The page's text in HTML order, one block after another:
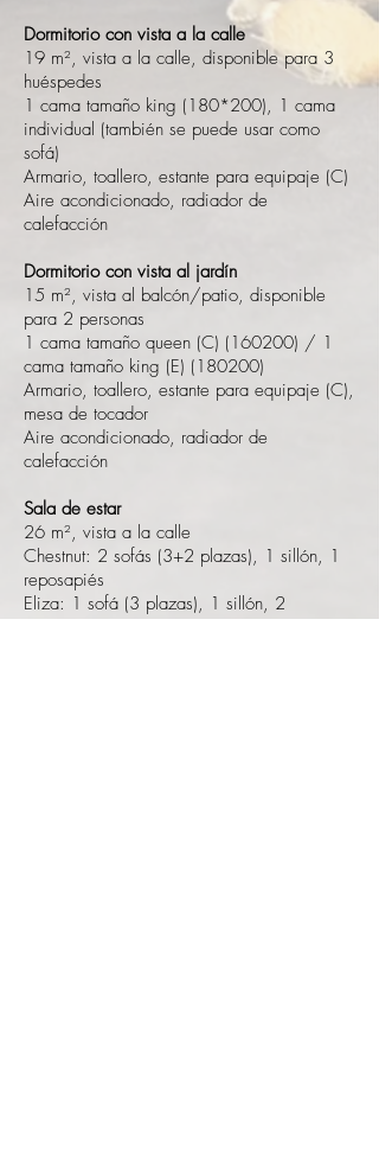
Dormitorio con vista a la calle
19 m², vista a la calle, disponible para 3
huéspedes
1 cama tamaño king (180*200), 1 cama
individual (también se puede usar como
sofá)
Armario, toallero, estante para equipaje (C)
Aire acondicionado, radiador de
calefacción
Dormitorio con vista al jardín
15 m², vista al balcón/patio, disponible
para 2 personas
1 cama tamaño queen (C) (160200) / 1
cama tamaño king (E) (180200)
Armario, toallero, estante para equipaje (C),
mesa de tocador
Aire acondicionado, radiador de
calefacción
Sala de estar
26 m², vista a la calle
Chestnut: 2 sofás (3+2 plazas), 1 sillón, 1
reposapiés
Eliza: 1 sofá (3 plazas), 1 sillón, 2